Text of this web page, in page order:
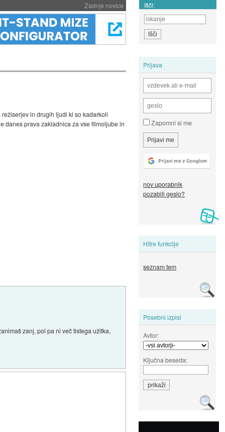
Zadnje novice Išči:
Prijava
Zapomni si me
nov uporabnik
pozabili geslo?
Hitre funkcije
seznam tem
Posebni izpisi
Avtor:
Ključna beseda:
in drugih ljudi ki so kadarkoli
danes prava zakladnica za vse filmoljube in
zanj, pol pa ni več tistega užitka,